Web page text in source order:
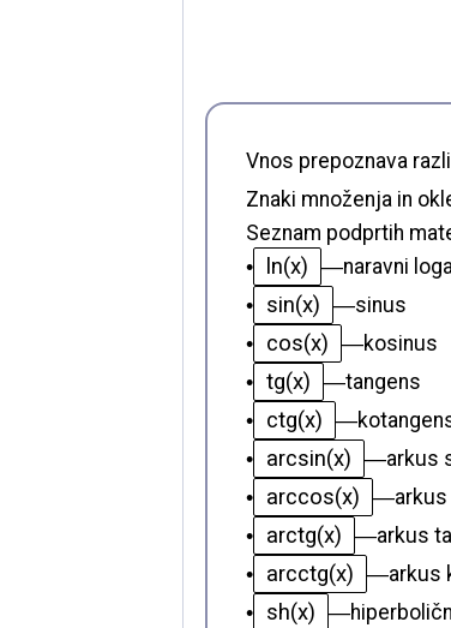
Vnos prepoznava
Znaki množenja in
Seznam podprtih
•
ln(x) —naravni
•
sin(x) —sinus
•
cos(x) —kosinus
• tg(x) —tangens
•
ctg(x) —
•
arcsin(x) —arkus
•
arccos(x) —
•
arctg(x) —arkus
•
arcctg(x) —arkus
•
sh(x) —